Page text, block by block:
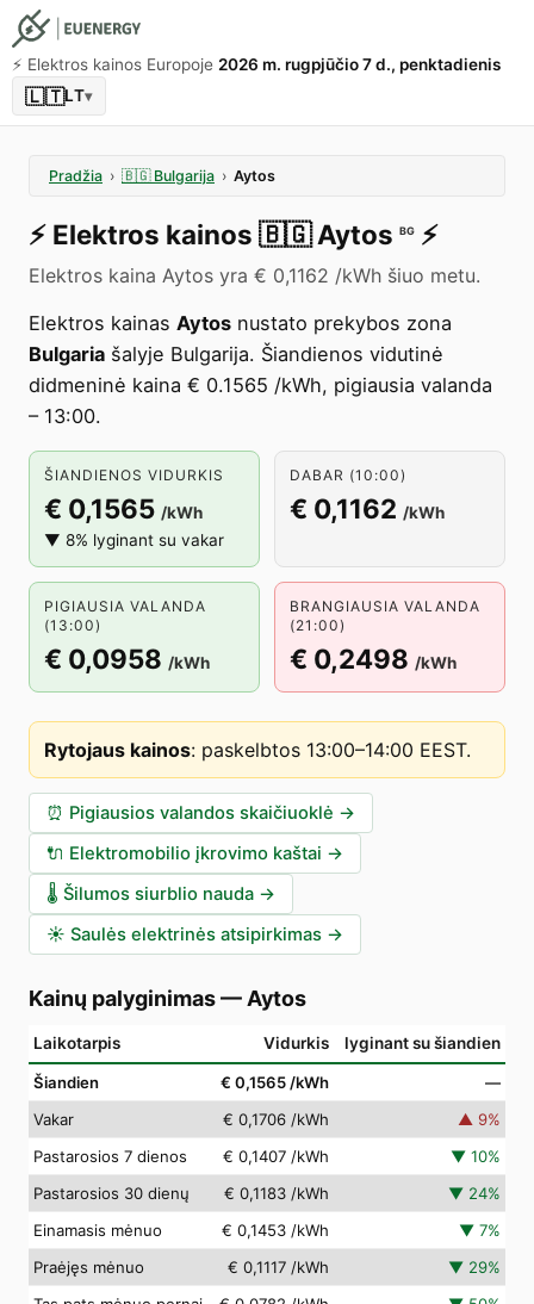
⚡️ Elektros kainos Europoje 2026 m. rugpjūčio 7 d., penktadienis
🇱🇹LT▾
Pradžia › 🇧🇬 Bulgarija › Aytos
⚡️ Elektros kainos 🇧🇬 Aytos BG ⚡️
Elektros kaina Aytos yra € 0,1162 /kWh šiuo metu.
Elektros kainas Aytos nustato prekybos zona
Bulgaria šalyje Bulgarija. Šiandienos vidutinė
didmeninė kaina € 0.1565 /kWh, pigiausia valanda
– 13:00.
ŠIANDIENOS VIDURKIS
€ 0,1565 /kWh
▼ 8% lyginant su vakar
DABAR (10:00)
€ 0,1162 /kWh
PIGIAUSIA VALANDA
(13:00)
€ 0,0958 /kWh
BRANGIAUSIA VALANDA
(21:00)
€ 0,2498 /kWh
Rytojaus kainos: paskelbtos 13:00–14:00 EEST.
⏰ Pigiausios valandos skaičiuoklė →
🔌 Elektromobilio įkrovimo kaštai →
🌡️ Šilumos siurblio nauda →
☀️ Saulės elektrinės atsipirkimas →
Kainų palyginimas— Aytos
Laikotarpis Vidurkis lyginant su šiandien
Šiandien € 0,1565 /kWh
—
Vakar
€ 0,1706 /kWh ▲ 9%
Pastarosios 7 dienos
€ 0,1407 /kWh ▼ 10%
Pastarosios 30 dienų
€ 0,1183 /kWh ▼ 24%
Einamasis mėnuo
€ 0,1453 /kWh ▼ 7%
Praėjęs mėnuo
€ 0,1117 /kWh ▼ 29%